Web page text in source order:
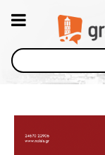
Αναζήτηση